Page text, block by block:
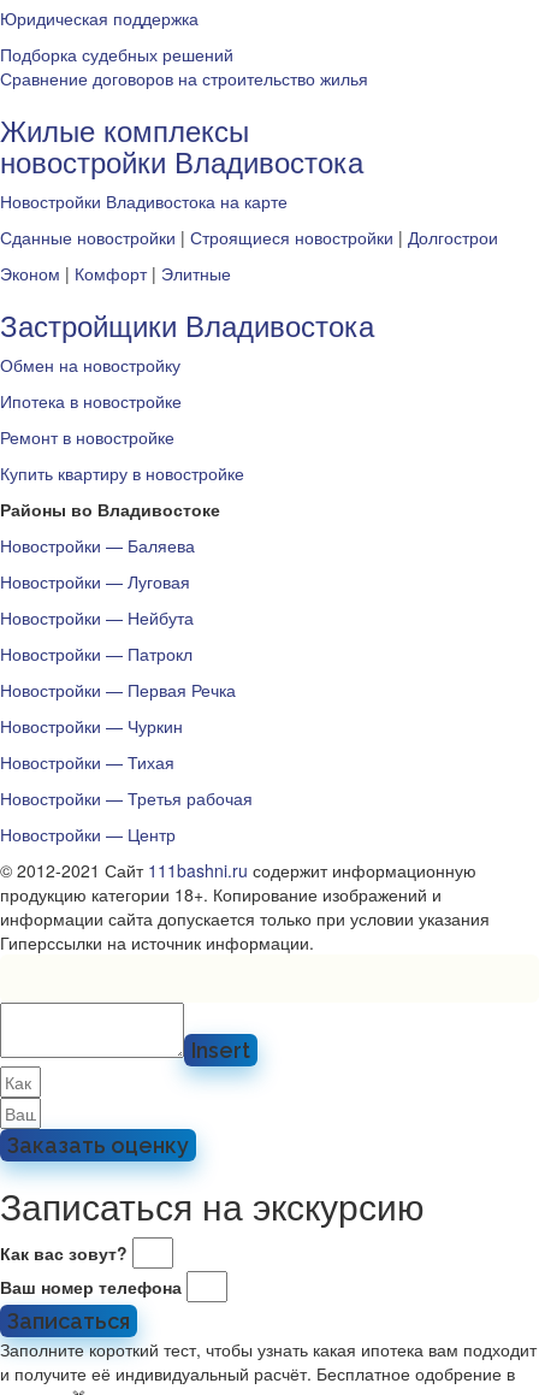
Юридическая поддержка
Подборка судебных решений
Сравнение договоров на строительство жилья
Жилые комплексы
новостройки Владивостока
Новостройки Владивостока на карте
Сданные новостройки | Строящиеся новостройки | Долгострои
Эконом | Комфорт| Элитные
Застройщики Владивостока
Обмен на новостройку
Ипотека в новостройке
Ремонт в новостройке
Купить квартиру в новостройке
Районы во Владивостоке
Новостройки — Баляева
Новостройки — Луговая
Новостройки — Нейбута
Новостройки — Патрокл
Новостройки — Первая Речка
Новостройки — Чуркин
Новостройки — Тихая
Новостройки — Третья рабочая
Новостройки — Центр
© 2012-2021 Сайт 111bashni.ru содержит информационную
продукцию категории 18+. Копирование изображений и
информации сайта допускается только при условии указания
Гиперссылки на источник информации.
Insert
Заказать оценку
Записаться на экскурсию
Как вас зовут?
Ваш номер телефона
Записаться
Заполните короткий тест, чтобы узнать какая ипотека вам подходит
и получите её индивидуальный расчёт. Бесплатное одобрение в